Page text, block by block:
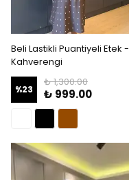
Beli Lastikli Puantiyeli Etek -
Kahverengi
%23
₺ 1,300.00
₺ 999.00